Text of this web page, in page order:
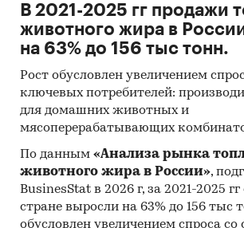
В 2021-2025 гг продажи
животного жира в
на 63% до 156 тыс тонн.
Рост обусловлен увеличением
ключевых потребителей:
для домашних животных и
мясоперерабатывающих
По данным «Анализа рынка
животного жира в России»,
BusinesStat в 2026 г, за 2021-2025
стране выросли на 63% до 156 тыс
обусловлен увеличением спроса со